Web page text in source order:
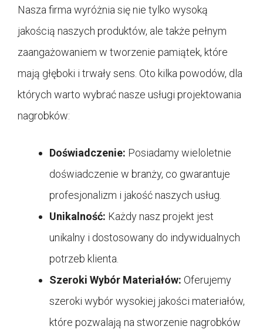
Nasza firma wyróżnia się nie tylko wysoką
jakością naszych produktów, ale także pełnym
zaangażowaniem w tworzenie pamiątek, które
mają głęboki i trwały sens. Oto kilka powodów, dla
których warto wybrać nasze usługi projektowania
nagrobków:
Doświadczenie: Posiadamy wieloletnie
doświadczenie w branży, co gwarantuje
profesjonalizm i jakość naszych usług.
Unikalność: Każdy nasz projekt jest
unikalny i dostosowany do indywidualnych
potrzeb klienta.
Szeroki Wybór Materiałów: Oferujemy
szeroki wybór wysokiej jakości materiałów,
które pozwalają na stworzenie nagrobków